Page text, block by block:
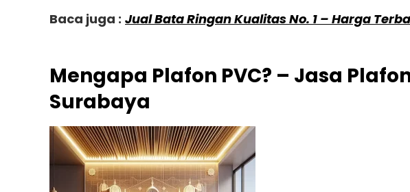
Baca juga : Jual Bata Ringan Kualitas No. 1 – Harga
Mengapa Plafon PVC? – Jasa
Surabaya